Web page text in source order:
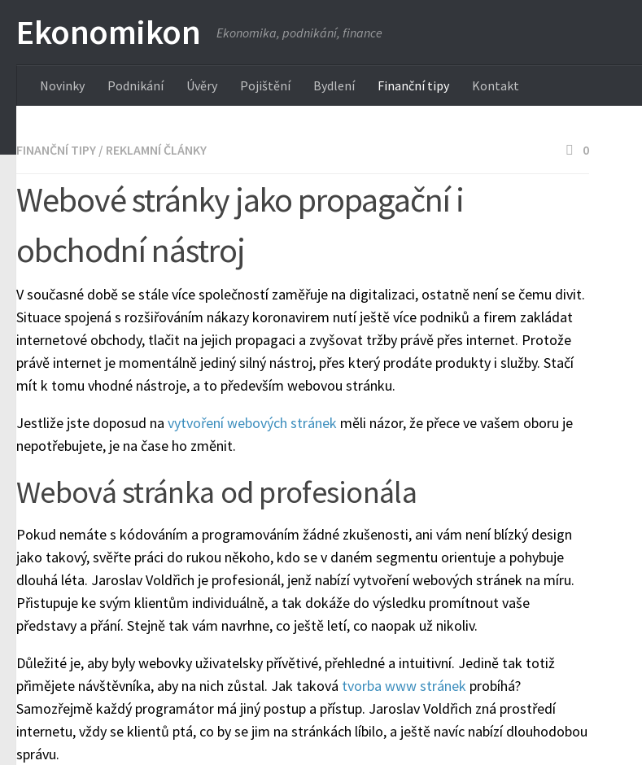
Ekonomikon Ekonomika, podnikání, finance
Novinky Podnikání Úvěry Pojištění Bydlení Finanční tipy Kontakt
FINANČNÍ TIPY / REKLAMNÍ ČLÁNKY 0
Webové stránky jako propagační i
obchodní nástroj
V současné době se stále více společností zaměřuje na digitalizaci, ostatně není se čemu divit.
Situace spojená s rozšiřováním nákazy koronavirem nutí ještě více podniků a firem zakládat
internetové obchody, tlačit na jejich propagaci a zvyšovat tržby právě přes internet. Protože
právě internet je momentálně jediný silný nástroj, přes který prodáte produkty i služby. Stačí
mít k tomu vhodné nástroje, a to především webovou stránku.
Jestliže jste doposud na vytvoření webových stránek měli názor, že přece ve vašem oboru je
nepotřebujete, je na čase ho změnit.
Webová stránka od profesionála
Pokud nemáte s kódováním a programováním žádné zkušenosti, ani vám není blízký design
jako takový, svěřte práci do rukou někoho, kdo se v daném segmentu orientuje a pohybuje
dlouhá léta. Jaroslav Voldřich je profesionál, jenž nabízí vytvoření webových stránek na míru.
Přistupuje ke svým klientům individuálně, a tak dokáže do výsledku promítnout vaše
představy a přání. Stejně tak vám navrhne, co ještě letí, co naopak už nikoliv.
Důležité je, aby byly webovky uživatelsky přívětivé, přehledné a intuitivní. Jedině tak totiž
přimějete návštěvníka, aby na nich zůstal. Jak taková tvorba www stránek probíhá?
Samozřejmě každý programátor má jiný postup a přístup. Jaroslav Voldřich zná prostředí
internetu, vždy se klientů ptá, co by se jim na stránkách líbilo, a ještě navíc nabízí dlouhodobou
správu.